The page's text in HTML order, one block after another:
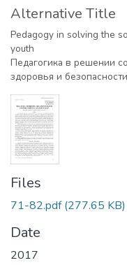
Alternative Title
Pedagogy in solving the
youth
Педагогика в решении
здоровья и
Files
71-82.pdf(277.65 KB)
Date
2017